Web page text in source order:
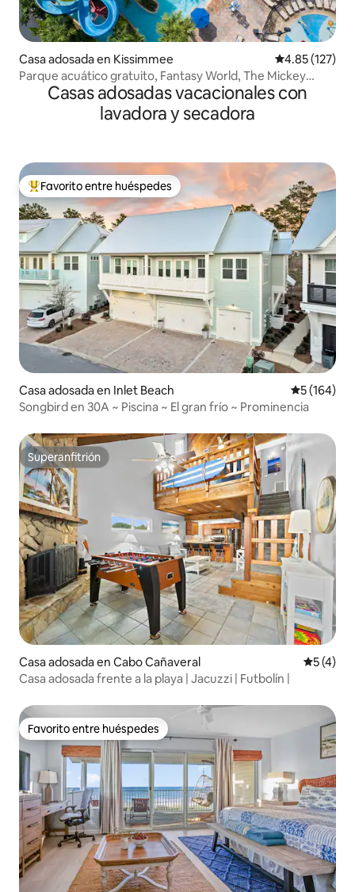
Casa adosada en Kissimmee Calificación
4.85 (127)
Parque acuático gratuito, Fantasy World, The Mickey
HouseCasas adosadas vacacionales con
lavadora y secadora
Favorito entre huéspedes preferido
Favorito entre huéspedes
Casa adosada en Inlet Beach
5 (164)
Songbird en 30A ~ Piscina ~ El gran frío ~ Prominencia
Superanfitrión
Superanfitrión
Casa adosada en Cabo Cañaveral
5 (4)
Casa adosada frente a la playa | Jacuzzi | Futbolín |
Favorito entre huéspedes
Favorito entre huéspedes